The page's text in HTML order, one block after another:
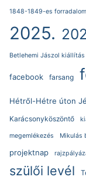
1848-1849-es
2025.
Betlehemi Jászol kiállítás
facebook farsang
Hétről-Hétre úton
Karácsonyköszöntő
megemlékezés Mikulás
projektnap
szülői levél